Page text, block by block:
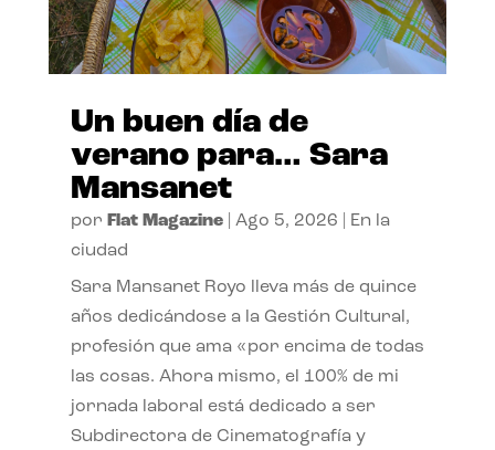
Un buen día de
verano para… Sara
Mansanet
por Flat Magazine| Ago 5, 2026
En la
ciudad
Sara Mansanet Royo lleva más de quince
años dedicándose a la Gestión Cultural,
profesión que ama «por encima de todas
las cosas. Ahora mismo, el 100% de mi
jornada laboral está dedicado a ser
Subdirectora de Cinematografía y